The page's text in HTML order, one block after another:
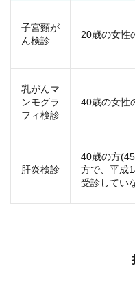
子宮頸が
ん検診
20歳の女性
乳がんマ
ンモグラ
フィ検診
40歳の女性
肝炎検診
40歳の方
方で、平成
受診してい